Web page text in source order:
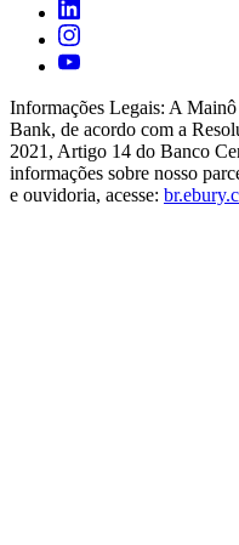
Informações Legais: A Mainô
Bank, de acordo com a
2021, Artigo 14 do Banco
informações sobre nosso
e ouvidoria, acesse: